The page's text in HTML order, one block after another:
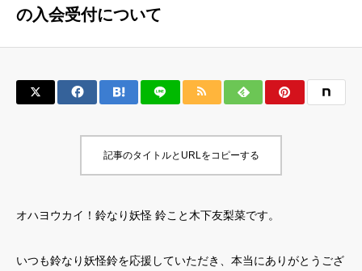
の入会受付について
記事のタイトルとURLをコピーする
オハヨウカイ！鈴なり妖怪 鈴こと木下友梨菜です。
いつも鈴なり妖怪鈴を応援していただき、本当にありがとうござ
お知らせ
鈴なりサポータークラブ